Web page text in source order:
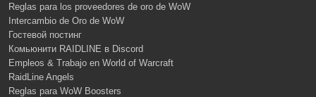
Reglas para los proveedores de oro de WoW
Intercambio de Oro de WoW
Гостевой постинг
Комьюнити RAIDLINE в Discord
Empleos & Trabajo en World of Warcraft
RaidLine Angels
Reglas para WoW Boosters